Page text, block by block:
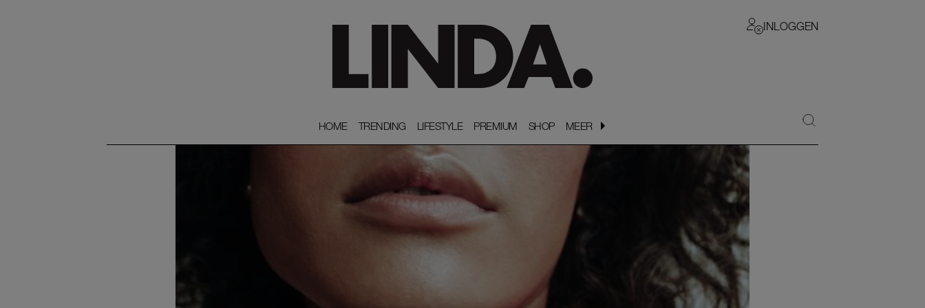
INLOGGEN
HOME
HOME TRENDING
TRENDING LIFESTYLE
LIFESTYLE PREMIUM
PREMIUM SHOP
SHOP MEER
MEER